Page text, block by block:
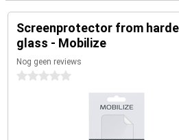
Screenprotector from
glass - Mobilize
Nog geen reviews
0 sterren